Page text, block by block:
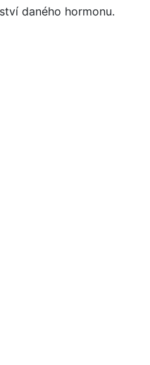
daného hormonu.